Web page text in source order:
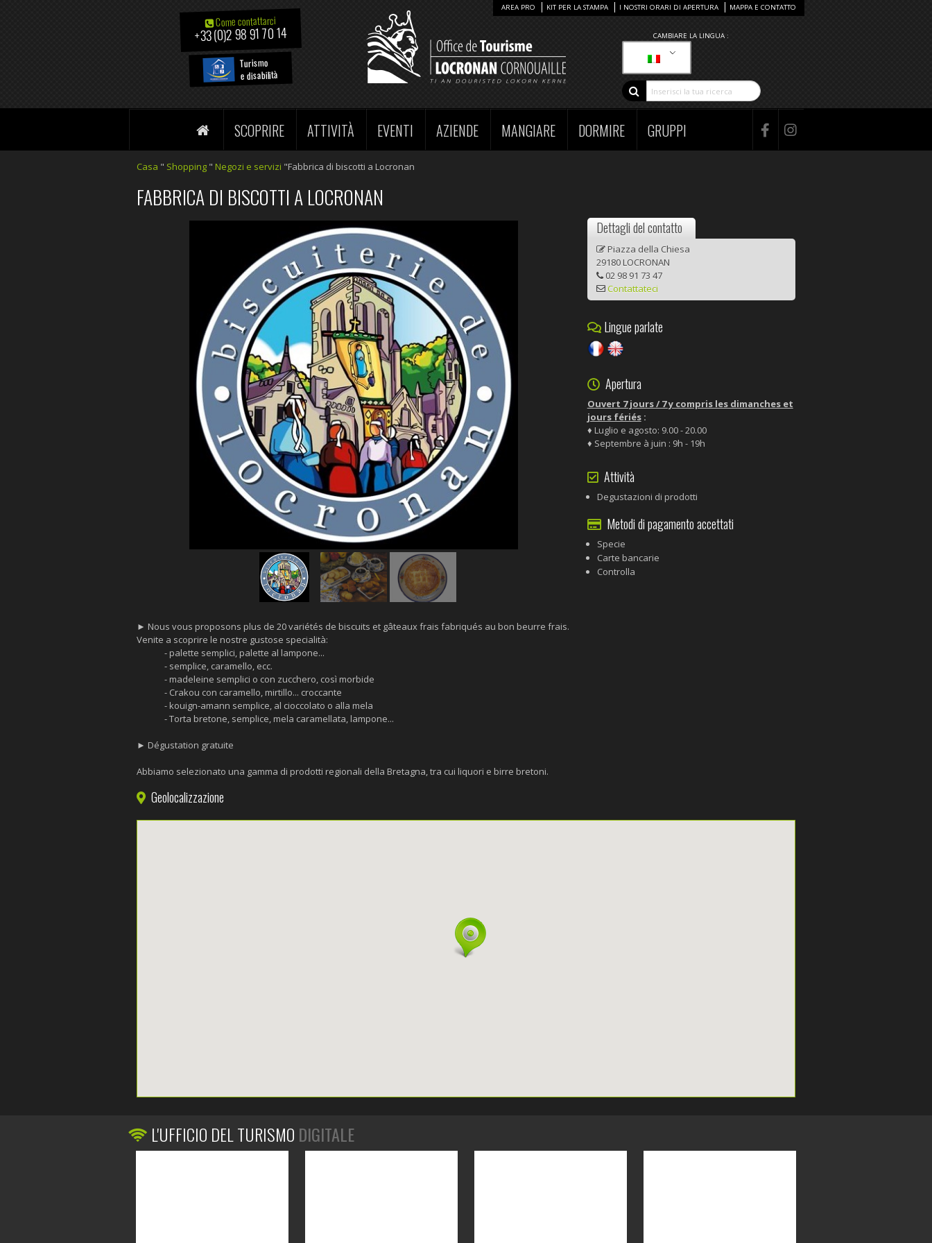
Come contattarci
+33 (0)2 98 91 70 14
Turismo
e disabilità
CAMBIARE LA LINGUA :
AREA PRO KIT PER LA STAMPA I NOSTRI ORARI DI APERTURA MAPPA E CONTATTO
SCOPRIRE ATTIVITÀ EVENTI AZIENDE MANGIARE DORMIRE GRUPPI
Casa " Shopping" Negozi e servizi "Fabbrica di biscotti a Locronan
FABBRICA DI BISCOTTI A LOCRONAN
► Nous vous proposons plus de 20 variétés de biscuits et gâteaux frais fabriqués au bon beurre frais.
Venite a scoprire le nostre gustose specialità:
- palette semplici, palette al lampone...
- semplice, caramello, ecc.
- madeleine semplici o con zucchero, così morbide
- Crakou con caramello, mirtillo... croccante
- kouign-amann semplice, al cioccolato o alla mela
- Torta bretone, semplice, mela caramellata, lampone...
► Dégustation gratuite
Abbiamo selezionato una gamma di prodotti regionali della Bretagna, tra cui liquori e birre bretoni.
Dettagli del contatto
Piazza della Chiesa
29180 LOCRONAN
02 98 91 73 47
Contattateci
Lingue parlate
Apertura
Ouvert 7 jours / 7 y compris les dimanches et
jours fériés:
♦ Luglio e agosto: 9.00 - 20.00
♦ Septembre à juin​ : 9h - 19h
Attività
Degustazioni di prodotti
Metodi di pagamento accettati
Specie
Carte bancarie
Controlla
Geolocalizzazione
L'UFFICIO DEL TURISMO DIGITALE